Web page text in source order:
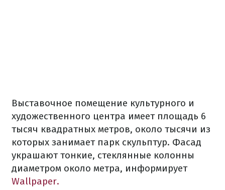
Выставочное помещение культурного и
художественного центра имеет площадь 6
тысяч квадратных метров, около тысячи из
которых занимает парк скульптур. Фасад
украшают тонкие, стеклянные колонны
диаметром около метра, информирует
Wallpaper.